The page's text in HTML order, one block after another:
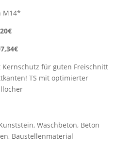
M14*
für guten Freischnitt
TS mit optimierter
Waschbeton, Beton
Baustellenmaterial